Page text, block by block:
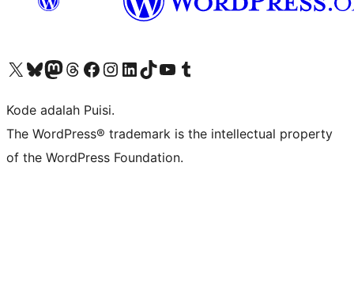
Kunjungi akun X (sebelumnya Twitter) kamiVisit our Bluesky account
Kunjungi akun Mastodon kami
Visit our Threads account
Kunjungi halaman Facebook kamiKunjungi akun Instagram kamiKunjungi akun LinkedIn kami
Visit our TikTok account
Kunjungi channel YouTube kamiVisit our Tumblr account
Kode adalah Puisi.
The WordPress® trademark is the intellectual property
of the WordPress Foundation.